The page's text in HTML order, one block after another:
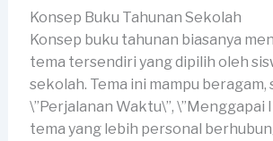
Konsep Buku Tahunan Sekolah
Konsep buku tahunan biasanya
tema tersendiri yang dipilih oleh
sekolah. Tema ini mampu
\”Perjalanan Waktu\”, \”Menggapai
tema yang lebih personal